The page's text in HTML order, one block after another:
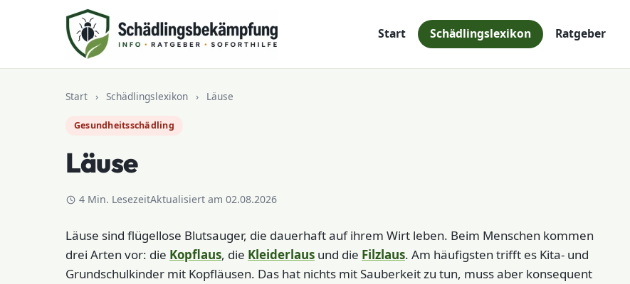
Zum Inhalt springen
Start Schädlingslexikon Ratgeber
Start › Schädlingslexikon › Läuse
Gesundheitsschädling
Läuse
4 Min. LesezeitAktualisiert am 02.08.2026
Läuse sind flügellose Blutsauger, die dauerhaft auf ihrem Wirt leben. Beim Menschen kommen
drei Arten vor: die Kopflaus, die Kleiderlaus und die Filzlaus. Am häufigsten trifft es Kita- und
Grundschulkinder mit Kopfläusen. Das hat nichts mit Sauberkeit zu tun, muss aber konsequent